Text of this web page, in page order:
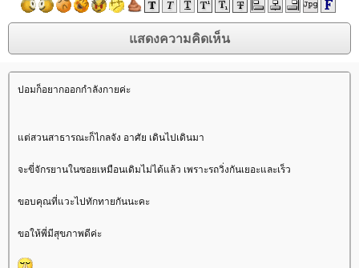
ปอมก็อยากออกกำลังกายค่ะ
ต่สวนสาธารณะก็ไกลจัง อาศัย เดินไปเดินมา
จะขี่จักรยานในซอยเหมือนเดิมไม่ได้แล้ว เพราะรถวิ่งกันเยอะและเร็ว
ขอบคุณที่แวะไปทักทายกันนะคะ
ขอให้พี่มีสุขภาพดีค่ะ